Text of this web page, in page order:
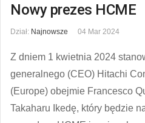
Nowy prezes HCME
Dział: Najnowsze 04 Mar 2024
Z dniem 1 kwietnia 2024
generalnego (CEO) Hitachi
(Europe) obejmie Francesco
Takaharu Ikedę, który będzie